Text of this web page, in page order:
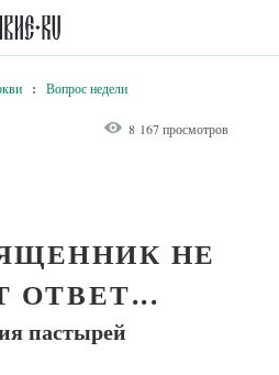
: Вопрос недели
8 167 просмотров
НЕ
ОТВЕТ...
пастырей